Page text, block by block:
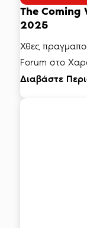
The Coming
2025
Χθες
Forum στο
Διαβάστε